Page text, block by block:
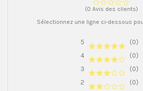
(0 Avis des clients)
Sélectionnez une ligne ci-dessous
5
(0)
4
(0)
3
(0)
2
(0)